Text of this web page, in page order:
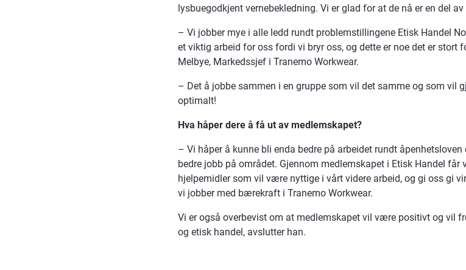
lysbuegodkjent vernebekledning. Vi er glad for at de nå er en del
– Vi jobber mye i alle ledd rundt problemstillingene Etisk Handel
et viktig arbeid for oss fordi vi bryr oss, og dette er noe det er stort
Melbye, Markedssjef i Tranemo Workwear.
– Det å jobbe sammen i en gruppe som vil det samme og som vil
optimalt!
Hva håper dere å få ut av medlemskapet?
– Vi håper å kunne bli enda bedre på arbeidet rundt
bedre jobb på området. Gjennom medlemskapet i Etisk Handel får
hjelpemidler som vil være nyttige i vårt videre arbeid, og gi oss gi
vi jobber med bærekraft i Tranemo Workwear.
Vi er også overbevist om at medlemskapet vil være positivt og vil
og etisk handel, avslutter han.